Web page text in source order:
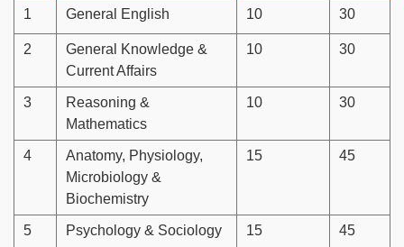
1 General English 10 30
2
General Knowledge &
Current Affairs
10 30
3
Reasoning &
Mathematics
10 30
4
Anatomy, Physiology,
Microbiology &
Biochemistry
15 45
5 Psychology & Sociology 15 45